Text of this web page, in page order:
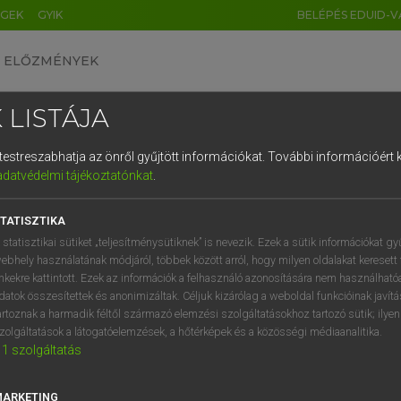
GYIK BELÉPÉS EDUID-
ELŐZMÉNYEK
egyetemes nagyszótár
VAN ELŐFIZETÉSED?
megtekintéséhez.
LISTÁJA
az önről gyűjtött információkat. További információért
tájékoztatónkat.
statisztikai sütiket „teljesítménysütiknek” is nevezik. Ezek a sütik információkat
használatának módjáról, többek között arról, hogy milyen oldalakat keresett
kattintott. Ezek az információk a felhasználó azonosítására nem
összesítettek és anonimizáltak. Céljuk kizárólag a weboldal funkcióinak
a harmadik féltől származó elemzési szolgáltatásokhoz tartozó sütik;
a látogatóelemzések, a hőtérképek és a közösségi médiaanalitika.
1 szolgáltatás
DE CN FR ES IT NL
1 2 3 4 5 6 7 8 9
q w e r t z u i
a s d f g h j k l é
í y x c v b n m , .